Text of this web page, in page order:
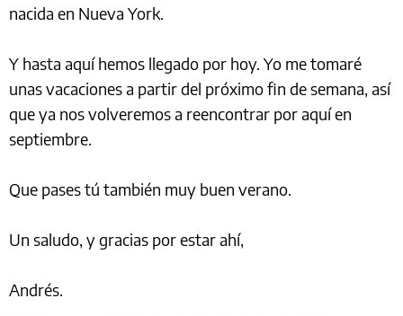
nacida en Nueva York.
Y hasta aquí hemos llegado por hoy. Yo me tomaré
unas vacaciones a partir del próximo fin de semana, así
que ya nos volveremos a reencontrar por aquí en
septiembre.
Que pases tú también muy buen verano.
Un saludo, y gracias por estar ahí,
Andrés.